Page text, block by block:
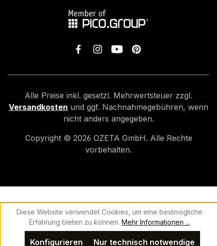
Alle Preise inkl. gesetzl. Mehrwertsteuer zzgl.
Versandkosten und ggf. Nachnahmegebühren, wenn
nicht anders angegeben.
Copyright © 2026 OZETA GmbH. Alle Rechte
vorbehalten.
Diese Website verwendet Cookies, um eine bestmögliche
Erfahrung bieten zu können. Mehr Informationen ...
Nur technisch notwendige
Konfigurieren